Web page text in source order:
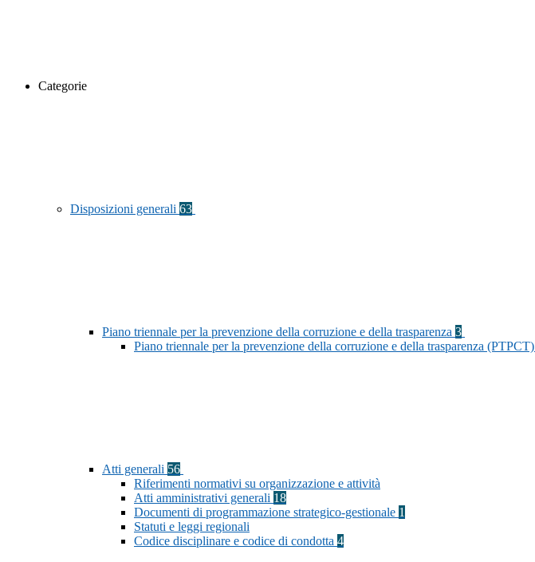
Categorie
Disposizioni generali 63
Piano triennale per la prevenzione della corruzione e della trasparenza 3
Piano triennale per la prevenzione della corruzione e della trasparenza (PTPCT)
Atti generali 56
Riferimenti normativi su organizzazione e attività
Atti amministrativi generali 18
Documenti di programmazione strategico-gestionale 1
Statuti e leggi regionali
Codice disciplinare e codice di condotta 4